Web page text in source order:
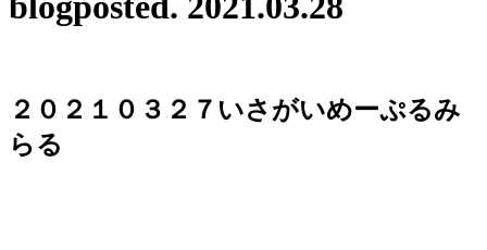
２０２１０３２７いさがいめーぷるみ
らる